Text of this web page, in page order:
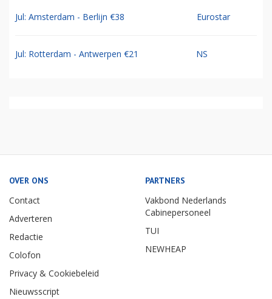
Jul: Amsterdam - Berlijn €38 Eurostar
Jul: Rotterdam - Antwerpen €21 NS
OVER ONS
Contact
Adverteren
Redactie
Colofon
Privacy & Cookiebeleid
Nieuwsscript
PARTNERS
Vakbond Nederlands
Cabinepersoneel
TUI
NEWHEAP